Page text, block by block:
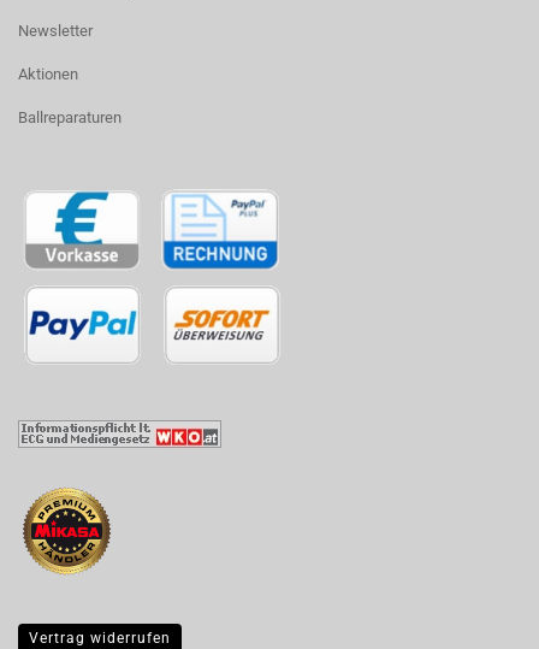
Newsletter
Aktionen
Ballreparaturen
Vertrag widerrufen